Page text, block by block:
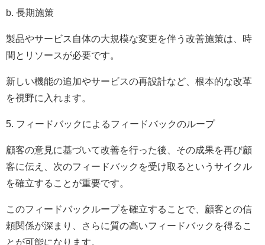
b. 長期施策
製品やサービス自体の大規模な変更を伴う改善施策は、時
間とリソースが必要です。
新しい機能の追加やサービスの再設計など、根本的な改革
を視野に入れます。
5. フィードバックによるフィードバックのループ
顧客の意見に基づいて改善を行った後、その成果を再び顧
客に伝え、次のフィードバックを受け取るというサイクル
を確立することが重要です。
このフィードバックループを確立することで、顧客との信
頼関係が深まり、さらに質の高いフィードバックを得るこ
とが可能になります。